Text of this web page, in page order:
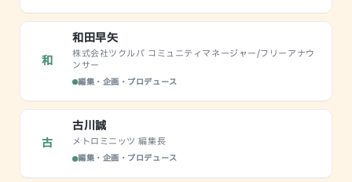
和
和田早矢
株式会社ツクルバ コミュニティマネージャー/フリーアナウ
ンサー
編集・企画・プロデュース
古
古川誠
メトロミニッツ 編集長
編集・企画・プロデュース